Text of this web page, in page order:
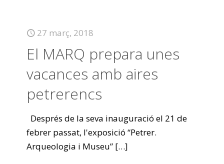
27 març, 2018
El MARQ prepara unes
vacances amb aires
petrerencs
Després de la seva inauguració el 21 de
febrer passat, l'exposició “Petrer.
Arqueologia i Museu” […]